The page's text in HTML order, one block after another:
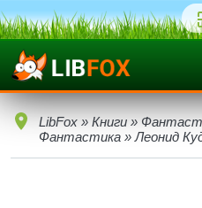
LibFox » Книги »
Фантастика » Леонид